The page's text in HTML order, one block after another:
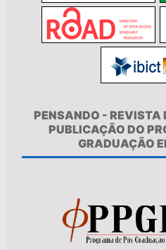
PENSANDO - REVISTA
PUBLICAÇÃO DO
GRADUAÇÃO